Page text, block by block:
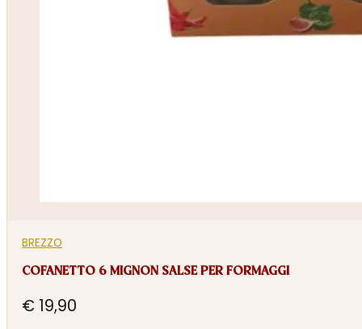
BREZZO
COFANETTO 6 MIGNON SALSE PER FORMAGGI
€ 19,90